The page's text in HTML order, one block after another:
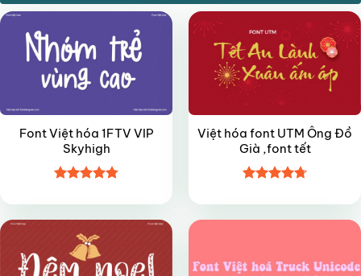
Font Việt hóa 1FTV VIP
Skyhigh
hạng4.85
sao
Việt hóa font UTM Ông Đồ
Già ,font tết
hạng4.75
sao